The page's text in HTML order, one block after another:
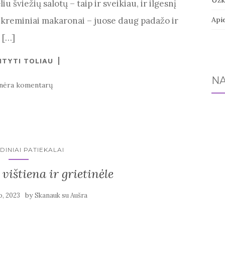
šviežių salotų – taip ir sveikiau, ir ilgesnį
makaronai – juose daug padažo ir
[…]
TOLIAU
komentarų
PATIEKALAI
ir grietinėle
2023 bySkanauk su Aušra